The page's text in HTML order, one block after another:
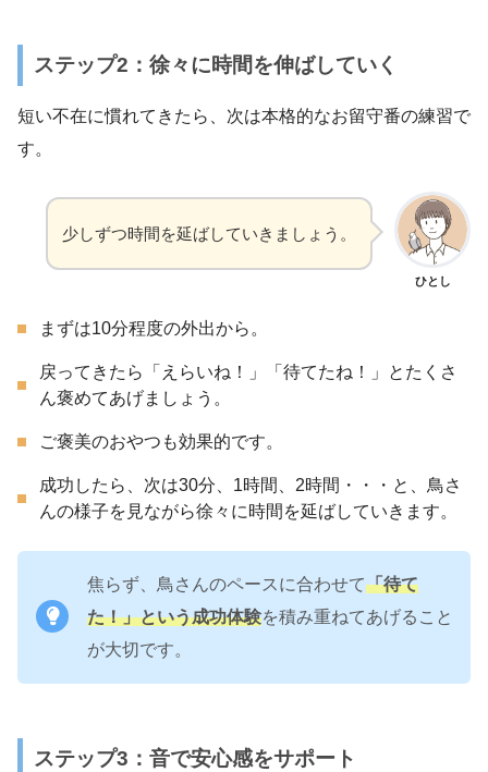
ステップ2：徐々に時間を伸ばしていく
短い不在に慣れてきたら、次は本格的なお留守番の練習で
す。
ひとし
少しずつ時間を延ばしていきましょう。
まずは10分程度の外出から。
戻ってきたら「えらいね！」「待てたね！」とたくさ
ん褒めてあげましょう。
ご褒美のおやつも効果的です。
成功したら、次は30分、1時間、2時間・・・と、鳥さ
んの様子を見ながら徐々に時間を延ばしていきます。
焦らず、鳥さんのペースに合わせて「待て
た！」という成功体験を積み重ねてあげること
が大切です。
ステップ3：音で安心感をサポート